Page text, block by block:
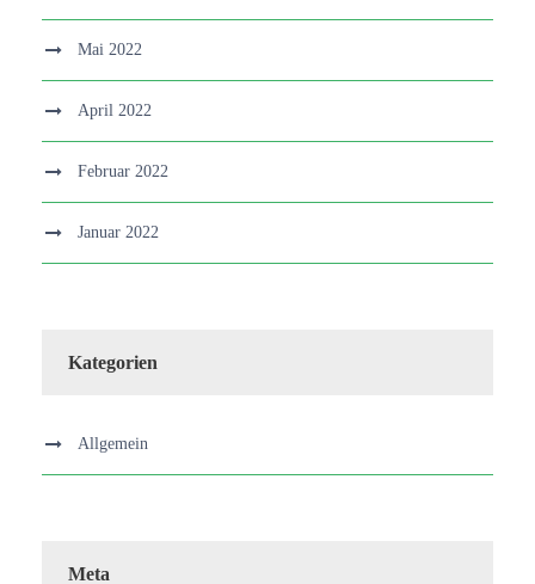
Mai 2022
April 2022
Februar 2022
Januar 2022
Kategorien
Allgemein
Meta